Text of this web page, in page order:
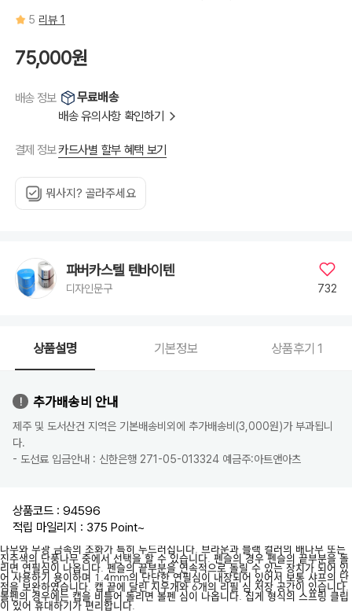
5 리뷰 1
75,000원
배송 정보
무료배송
배송 유의사항 확인하기
결제 정보카드사별 할부 혜택 보기
뭐사지? 골라주세요
파버카스텔 텐바이텐
디자인문구 732
상품설명 기본정보 상품후기1
추가배송비 안내
제주 및 도서산건 지역은 기본배송비외에 추가배송비(3,000원)가 부과됩니
다.
- 도선료 입금안내 : 신한은행 271-05-013324 예금주:아트앤아츠
상품코드 : 94596
적립 마일리지 : 375 Point~
나무와 무광 금속의 조화가 특히 두드러집니다. 브라운과 블랙 컬러의 배나무 또는
진주색의 단풍나무 중에서 선택을 할 수 있습니다. 펜슬의 경우 펜슬의 끝부분을 돌
리면 연필심이 나옵니다. 펜슬의 끝부분을 연속적으로 돌릴 수 있는 장치가 되어 있
어 사용하기 용이하며 1.4mm의 단단한 연필심이 내장되어 있어서 보통 샤프의 단
점을 보완하였습니다. 캡 끝에 달린 지우개와 6개의 리필 심 저장 공간이 있습니다.
볼펜의 경우에는 캡을 비틀어 돌리면 볼펜 심이 나옵니다. 집게 형식의 스프링 클립
이 있어 휴대하기가 편리합니다.